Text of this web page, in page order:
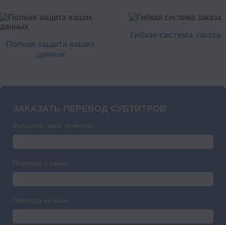
Полная защита ваших
данных
Гибкая система заказа
ЗАКАЗАТЬ ПЕРЕВОД СУБТИТРОВ
Фамилия, имя, отчество
Перевод с языка
Перевод на язык